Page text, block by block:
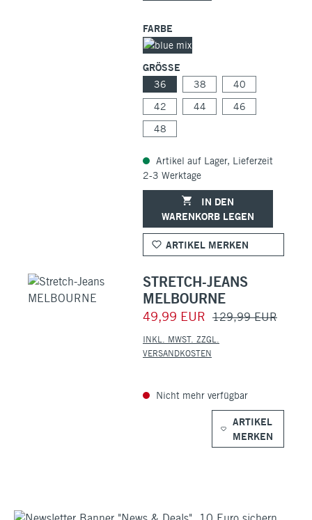
FARBE
GRÖSSE
36 38
40
42
44
46
48
Artikel auf Lager, Lieferzeit
2-3 Werktage
WARENKORB LEGEN
ARTIKEL MERKEN
STRETCH-JEANS
MELBOURNE
49,99 EUR 129,99 EUR
INKL. MWST. ZZGL.
VERSANDKOSTEN
Nicht mehr verfügbar
ARTIKEL
MERKEN